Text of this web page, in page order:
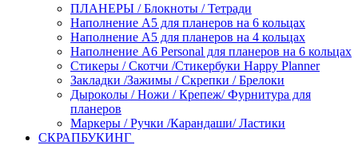
ПЛАНЕРЫ / Блокноты / Тетради
Наполнение А5 для планеров на 6 кольцах
Наполнение А5 для планеров на 4 кольцах
Наполнение А6 Personal для планеров на 6 кольцах
Стикеры / Скотчи /Стикербуки Happy Planner
Закладки /Зажимы / Скрепки / Брелоки
Дыроколы / Ножи / Крепеж/ Фурнитура для
планеров
Маркеры / Ручки /Карандаши/ Ластики
СКРАПБУКИНГ